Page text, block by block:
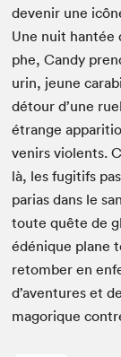
devenir une
Une nuit
phe, Can­dy
urin, jeune
détour d’une
étrange
venirs vio­lents.
là, les fugi­tifs
parias dans le
toute quête de
édénique plane
retomber en
d’aventures et
magorique